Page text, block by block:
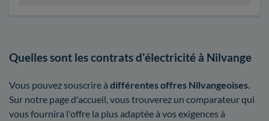
Quelles sont les contrats d'électricité à Nilvange
Vous pouvez souscrire à différentes offres Nilvangeoises
Sur notre page d'accueil, vous trouverez un comparateur qui
vous fournira l'offre la plus adaptée à vos exigences à